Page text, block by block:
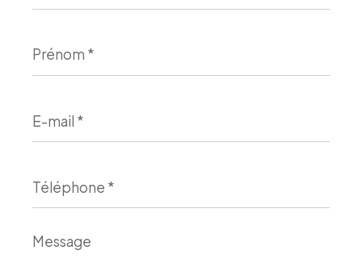
*
mail
*
*
Message
*